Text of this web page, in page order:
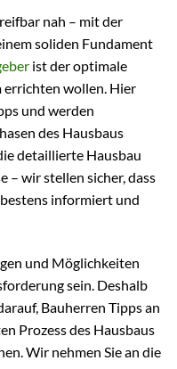
nah – mit der
soliden Fundament
ist der optimale
errichten wollen. Hier
und werden
des Hausbaus
detaillierte Hausbau
– wir stellen sicher, dass
informiert und
und Möglichkeiten
sein. Deshalb
Bauherren Tipps an
Prozess des Hausbaus
Wir nehmen Sie an die